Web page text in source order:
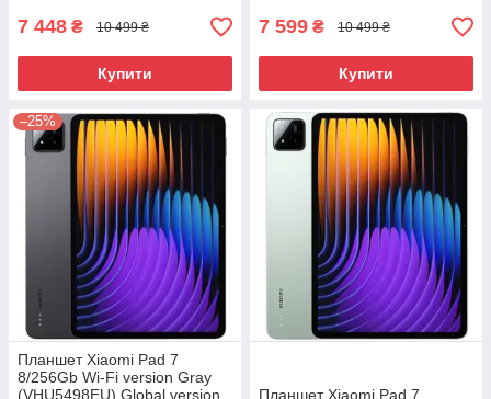
7 448 ₴ 10 499 ₴
Купити
7 599 ₴ 10 499 ₴
Купити
–25%
Планшет Xiaomi Pad 7
8/256Gb Wi-Fi version Gray
(VHU5498EU) Global version
Планшет Xiaomi Pad 7